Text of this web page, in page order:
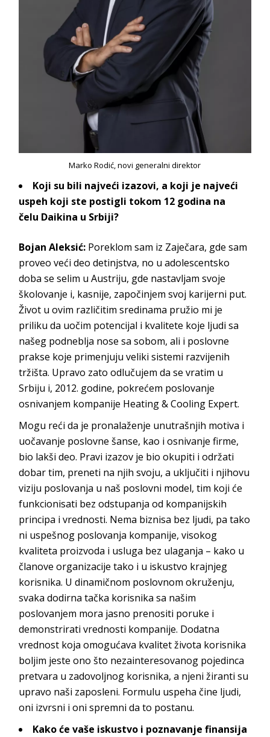
Marko Rodić, novi generalni direktor
Koji su bili najveći izazovi, a koji je najveći
uspeh koji ste postigli tokom 12 godina na
čelu Daikina u Srbiji?
Bojan Aleksić: Poreklom sam iz Zaječara, gde sam
proveo veći deo detinjstva, no u adolescentsko
doba se selim u Austriju, gde nastavljam svoje
školovanje i, kasnije, započinjem svoj karijerni put.
Život u ovim različitim sredinama pružio mi je
priliku da uočim potencijal i kvalitete koje ljudi sa
našeg podneblja nose sa sobom, ali i poslovne
prakse koje primenjuju veliki sistemi razvijenih
tržišta. Upravo zato odlučujem da se vratim u
Srbiju i, 2012. godine, pokrećem poslovanje
osnivanjem kompanije Heating &Cooling Expert.
Mogu reći da je pronalaženje unutrašnjih motiva i
uočavanje poslovne šanse, kao i osnivanje firme,
bio lakši deo. Pravi izazov je bio okupiti i održati
dobar tim, preneti na njih svoju, a uključiti i njihovu
viziju poslovanja u naš poslovni model, tim koji će
funkcionisati bez odstupanja od kompanijskih
principa i vrednosti. Nema biznisa bez ljudi, pa tako
ni uspešnog poslovanja kompanije, visokog
kvaliteta proizvoda i usluga bez ulaganja – kako u
članove organizacije tako i u iskustvo krajnjeg
korisnika. U dinamičnom poslovnom okruženju,
svaka dodirna tačka korisnika sa našim
poslovanjem mora jasno prenositi poruke i
demonstrirati vrednosti kompanije. Dodatna
vrednost koja omogućava kvalitet života korisnika
boljim jeste ono što nezainteresovanog pojedinca
pretvara u zadovoljnog korisnika, a njeni žiranti su
upravo naši zaposleni. Formulu uspeha čine ljudi,
oni izvrsni i oni spremni da to postanu.
Kako će vaše iskustvo i poznavanje finansija